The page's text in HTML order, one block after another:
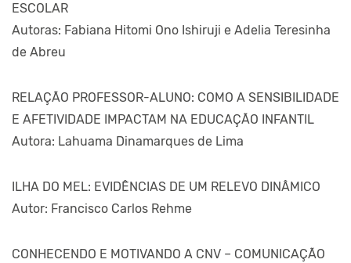
ESCOLAR
Autoras: Fabiana Hitomi Ono Ishiruji e Adelia Teresinha
de Abreu
RELAÇÃO PROFESSOR-ALUNO: COMO A SENSIBILIDADE
E AFETIVIDADE IMPACTAM NA EDUCAÇÃO INFANTIL
Autora: Lahuama Dinamarques de Lima
ILHA DO MEL: EVIDÊNCIAS DE UM RELEVO DINÂMICO
Autor: Francisco Carlos Rehme
CONHECENDO E MOTIVANDO A CNV – COMUNICAÇÃO